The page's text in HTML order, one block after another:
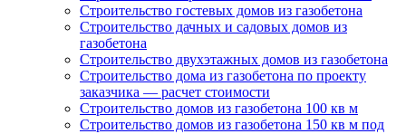
Строительство гостевых домов из газобетона
Строительство дачных и садовых домов из
газобетона
Строительство двухэтажных домов из газобетона
Строительство дома из газобетона по проекту
заказчика — расчет стоимости
Строительство домов из газобетона 100 кв м
Строительство домов из газобетона 150 кв м под